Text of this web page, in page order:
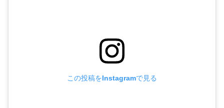
この投稿をInstagramで見る